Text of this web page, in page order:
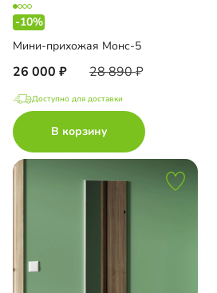
-10%
Мини-прихожая Монс-5
26 000 28 890
Доступно для доставки
В корзину